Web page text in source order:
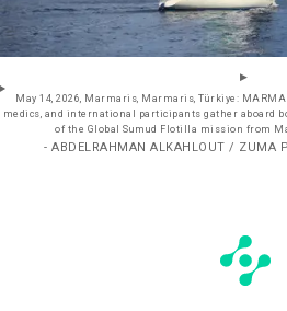
May 14, 2026, Marmaris, Marmaris, Türkiye:
medics, and international participants gather aboard
of the Global Sumud Flotilla mission from
- ABDELRAHMAN ALKAHLOUT / ZUMA